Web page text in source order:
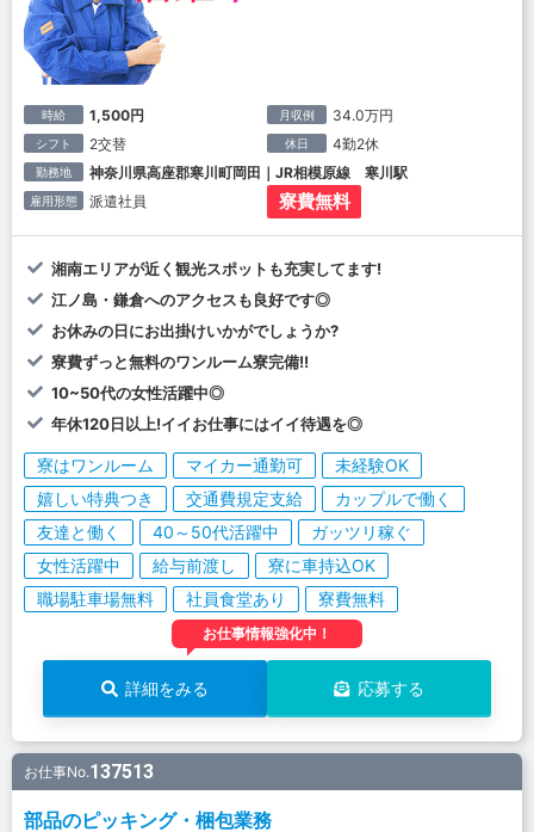
時給 1,500円 月収例 34.0万円
シフト 2交替 休日 4勤2休
勤務地 神奈川県高座郡寒川町岡田｜JR相模原線 寒川駅
雇用形態 派遣社員 寮費無料
湘南エリアが近く観光スポットも充実してます!
江ノ島・鎌倉へのアクセスも良好です◎
お休みの日にお出掛けいかがでしょうか?
寮費ずっと無料のワンルーム寮完備!!
10~50代の女性活躍中◎
年休120日以上!イイお仕事にはイイ待遇を◎
寮はワンルーム マイカー通勤可
未経験OK
嬉しい特典つき
交通費規定支給
カップルで働く
友達と働く
40～50代活躍中
ガッツリ稼ぐ
女性活躍中
給与前渡し
寮に車持込OK
職場駐車場無料
社員食堂あり 寮費無料
お仕事情報強化中！
詳細をみる 応募する
お仕事No.137513
部品のピッキング・梱包業務